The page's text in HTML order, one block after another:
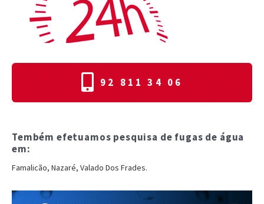
92 811 34 06
Tembém efetuamos pesquisa de fugas de água
em:
Famalicão, Nazaré, Valado Dos Frades.